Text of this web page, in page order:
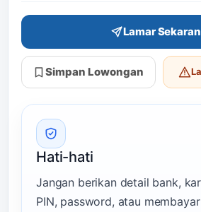
Lamar
Simpan Lowongan
Hati-hati
Jangan berikan detail bank,
PIN, password, atau